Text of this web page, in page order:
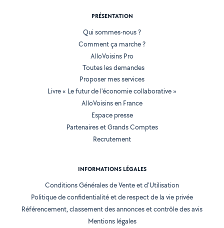
PRÉSENTATION
Qui sommes-nous ?
Comment ça marche ?
AlloVoisins Pro
Toutes les demandes
Proposer mes services
Livre « Le futur de l'économie collaborative »
AlloVoisins en France
Espace presse
Partenaires et Grands Comptes
Recrutement
INFORMATIONS LÉGALES
Conditions Générales de Vente et d'Utilisation
Politique de confidentialité et de respect de la vie privée
Référencement, classement des annonces et contrôle des avis
Mentions légales